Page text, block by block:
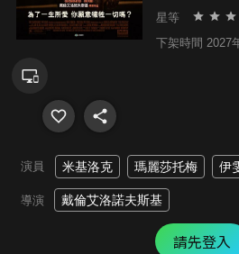
星等
下架時間 2027
演員 米基洛克 瑪麗莎托梅 伊
導演 戴倫艾洛諾夫斯基
請先登入